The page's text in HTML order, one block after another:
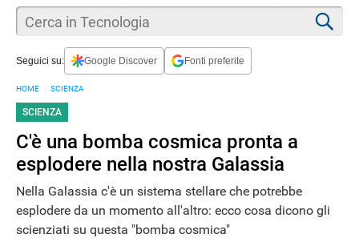
ACCOUNT
MAIL
Seguici su: Google Discover Fonti preferite
HOME SCIENZA
SCIENZA
C'è una bomba cosmica pronta a
esplodere nella nostra Galassia
Nella Galassia c'è un sistema stellare che potrebbe
esplodere da un momento all'altro: ecco cosa dicono gli
scienziati su questa "bomba cosmica"